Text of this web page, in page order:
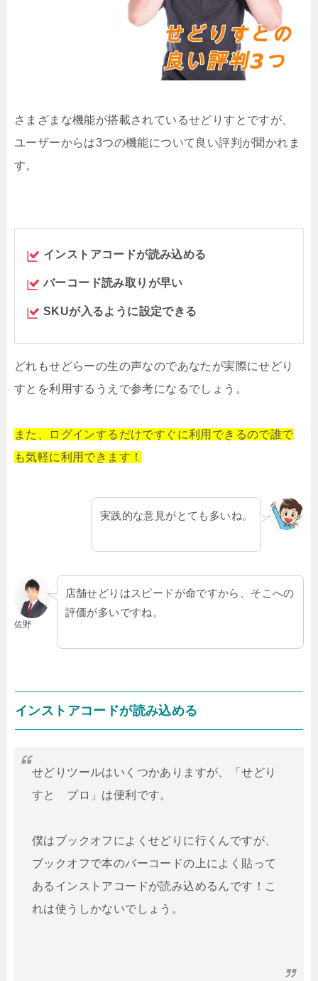
さまざまな機能が搭載されているせどりすとですが、
ユーザーからは3つの機能について良い評判が聞かれま
す。
インストアコードが読み込める
バーコード読み取りが早い
SKUが入るように設定できる
どれもせどらーの生の声なのであなたが実際にせどり
すとを利用するうえで参考になるでしょう。
また、ログインするだけですぐに利用 できるので誰で
も気軽に利用できます！
実践的な意見がとても多いね。
佐野
店舗せどりはスピードが命ですから、そこへの
評価が多いですね。
インストアコードが読み込める
せどりツールはいくつかありますが、「せどり
すと プロ」は便利です。
僕はブックオフによくせどりに行くんですが、
ブックオフで本のバーコードの上によく貼って
あるインストアコードが読み込めるんです！こ
れは使うしかないでしょう。